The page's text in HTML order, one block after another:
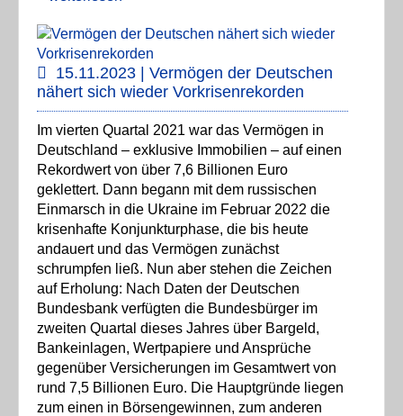
15.11.2023 | Vermögen der Deutschen
nähert sich wieder Vorkrisenrekorden
Im vierten Quartal 2021 war das Vermögen in
Deutschland – exklusive Immobilien – auf einen
Rekordwert von über 7,6 Billionen Euro
geklettert. Dann begann mit dem russischen
Einmarsch in die Ukraine im Februar 2022 die
krisenhafte Konjunkturphase, die bis heute
andauert und das Vermögen zunächst
schrumpfen ließ. Nun aber stehen die Zeichen
auf Erholung: Nach Daten der Deutschen
Bundesbank verfügten die Bundesbürger im
zweiten Quartal dieses Jahres über Bargeld,
Bankeinlagen, Wertpapiere und Ansprüche
gegenüber Versicherungen im Gesamtwert von
rund 7,5 Billionen Euro. Die Hauptgründe liegen
zum einen in Börsengewinnen, zum anderen